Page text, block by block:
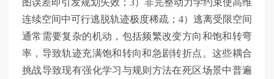
图误差即引发规划失效；3）非完整动力学约束使高维
连续空间中可行逃脱轨迹极度稀疏；4）逃离受限空间
通常需要复杂的机动，包括频繁改变方向和饱和转弯
率，导致轨迹充满饱和转向和急剧转折点。这些耦合
挑战导致现有强化学习与规则方法在死区场景中普遍